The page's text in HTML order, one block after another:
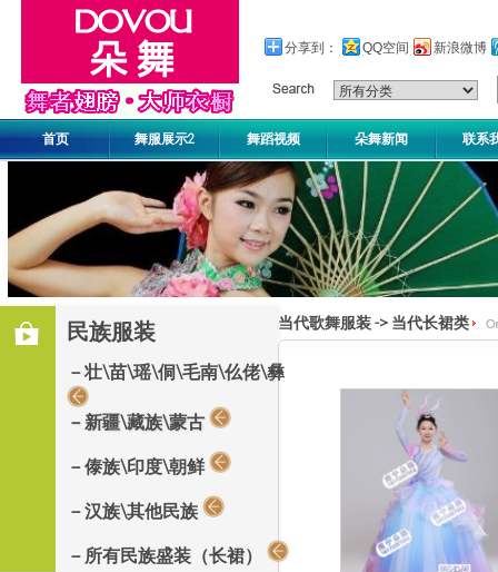
分享到： QQ空间 新浪微博
首页 舞服展示2 舞蹈视频 朵舞新闻 联系
民族服装
－壮\苗\瑶\侗\毛南\仫佬\彝
－新疆\藏族\蒙古
－傣族\印度\朝鲜
－汉族\其他民族
－所有民族盛装（长裙）
当代歌舞服装-> 当代长裙类